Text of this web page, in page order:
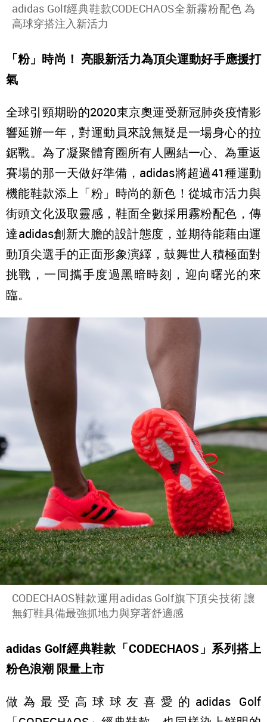
adidas Golf經典鞋款CODECHAOS全新霧粉配色 為
高球穿搭注入新活力
「粉」時尚！ 亮眼新活力為頂尖運動好手應援打
氣
全球引頸期盼的2020東京奧運受新冠肺炎疫情影
響延辦一年，對運動員來說無疑是一場身心的拉
鋸戰。為了凝聚體育圈所有人團結一心、為重返
賽場的那一天做好準備，adidas將超過41種運動
機能鞋款添上「粉」時尚的新色！從城市活力與
街頭文化汲取靈感，鞋面全數採用霧粉配色，傳
達adidas創新大膽的設計態度，並期待能藉由運
動頂尖選手的正面形象演繹，鼓舞世人積極面對
挑戰，一同攜手度過黑暗時刻，迎向曙光的來
臨。
CODECHAOS鞋款運用adidas Golf旗下頂尖技術 讓
無釘鞋具備最強抓地力與穿著舒適感
adidas Golf經典鞋款「CODECHAOS」系列搭上
粉色浪潮 限量上市
做為最受高球球友喜愛的adidas Golf